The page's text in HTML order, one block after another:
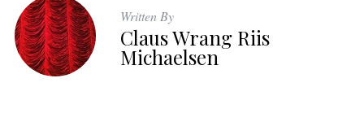
Written By
Claus Wrang Riis
Michaelsen